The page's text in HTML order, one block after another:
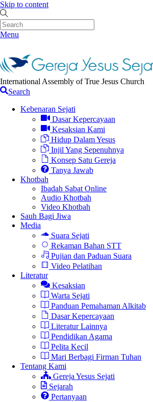
Skip to content
Menu
International Assembly of True Jesus Church
Search
Kebenaran Sejati
Dasar Kepercayaan
Kesaksian Kami
Hidup Dalam Yesus
Injil Yang Sepenuhnya
Konsep Satu Gereja
Tanya Jawab
Khotbah
Ibadah Sabat Online
Audio Khotbah
Video Khotbah
Sauh Bagi Jiwa
Media
Suara Sejati
Rekaman Bahan STT
Pujian dan Paduan Suara
Video Pelatihan
Literatur
Kesaksian
Warta Sejati
Panduan Pemahaman Alkitab
Dasar Kepercayaan
Literatur Lainnya
Pendidikan Agama
Pelita Kecil
Mari Berbagi Firman Tuhan
Tentang Kami
Gereja Yesus Sejati
Sejarah
Pertanyaan